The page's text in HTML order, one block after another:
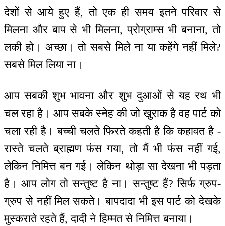
देशों से आये हुए हैं, तो एक ही समय इतने परिवार से
मिलना और बाप से भी मिलना, प्रोग्राम्स भी बनाना, तो
लकी हो। अच्छा। तो सबसे मिले ना या कहेंगे नहीं मिले?
सबसे मिल लिया ना।
आप सबकी शुभ भावना और शुभ दुआओं से यह रथ भी
चल रहा है। आप सबके स्नेह की जो खुराक है वह पार्ट को
चला रही है। बच्ची चलते फिरते कहती है कि कहावत है -
रास्ते चलते ब्राह्मण फंस गया, तो मैं भी फंस नहीं गई,
लेकिन निमित्त बन गई। लेकिन थोड़ा सा देखना भी पड़ता
है। आप लोग तो सन्तुष्ट है ना। सन्तुष्ट हैं? सिर्फ ग्रुप-
ग्रुप से नहीं मिल सकते। बापदादा भी इस पार्ट को देखके
मुस्कराते रहते हैं, दादी ने हिम्मत से निमित्त बनाया।